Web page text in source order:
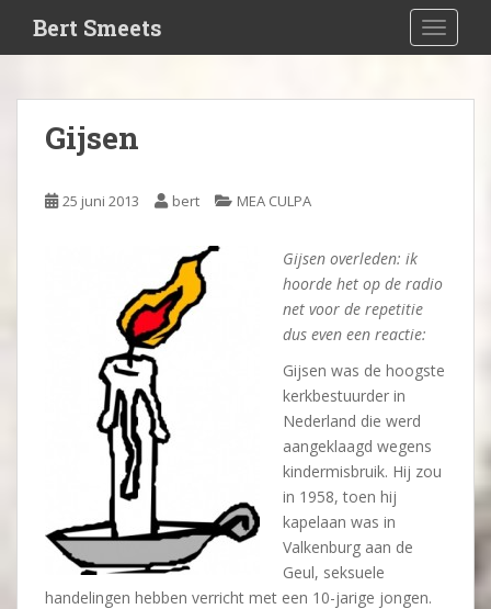
i
Bert Smeets
Gijsen
25 juni 2013 bert MEA CULPA
Gijsen overleden: ik
hoorde het op de radio
net voor de repetitie
dus even een reactie:
Gijsen was de hoogste
kerkbestuurder in
Nederland die werd
aangeklaagd wegens
kindermisbruik. Hij zou
in 1958, toen hij
kapelaan was in
Valkenburg aan de
Geul, seksuele
handelingen hebben verricht met een 10-jarige jongen.